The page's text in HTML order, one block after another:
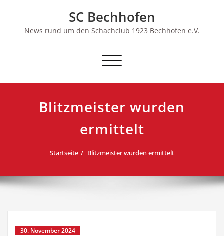
SC Bechhofen
News rund um den Schachclub 1923 Bechhofen e.V.
Schalte
Blitzmeister wurden
ermittelt
Startseite Blitzmeister wurden ermittelt
30. November 2024